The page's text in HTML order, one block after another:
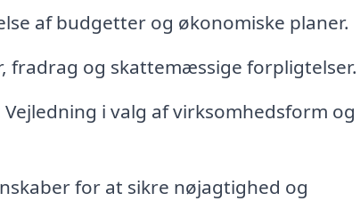
af budgetter og økonomiske planer.
fradrag og skattemæssige forpligtelser.
Vejledning i valg af virksomhedsform og
for at sikre nøjagtighed og